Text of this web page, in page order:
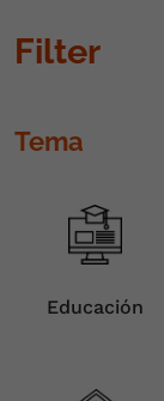
Filter
Tema
Educación